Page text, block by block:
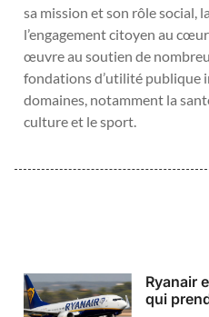
sa mission et son rôle social,
l’engagement citoyen au
œuvre au soutien de
fondations d’utilité publique
domaines, notamment la
culture et le sport.
Ryanair
qui